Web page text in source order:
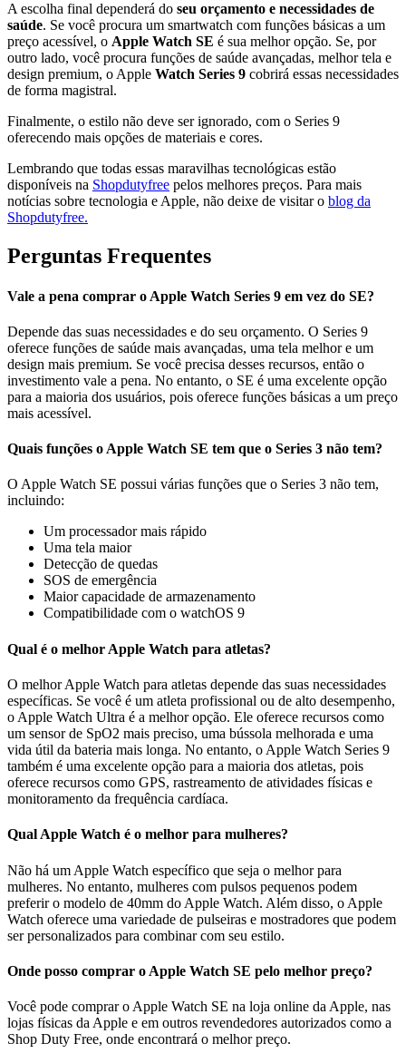
A escolha final dependerá do seu orçamento e necessidades de
saúde. Se você procura um smartwatch com funções básicas a um
preço acessível, o Apple Watch SE é sua melhor opção. Se, por
outro lado, você procura funções de saúde avançadas, melhor tela e
design premium, o Apple Watch Series 9 cobrirá essas necessidades
de forma magistral.
Finalmente, o estilo não deve ser ignorado, com o Series 9
oferecendo mais opções de materiais e cores.
Lembrando que todas essas maravilhas tecnológicas estão
disponíveis na Shopdutyfree pelos melhores preços. Para mais
notícias sobre tecnologia e Apple, não deixe de visitar o blog da
Shopdutyfree.
Perguntas Frequentes
Vale a pena comprar o Apple Watch Series 9 em vez do SE?
Depende das suas necessidades e do seu orçamento. O Series 9
oferece funções de saúde mais avançadas, uma tela melhor e um
design mais premium. Se você precisa desses recursos, então o
investimento vale a pena. No entanto, o SE é uma excelente opção
para a maioria dos usuários, pois oferece funções básicas a um preço
mais acessível.
Quais funções o Apple Watch SE tem que o Series 3 não tem?
O Apple Watch SE possui várias funções que o Series 3 não tem,
incluindo:
Um processador mais rápido
Uma tela maior
Detecção de quedas
SOS de emergência
Maior capacidade de armazenamento
Compatibilidade com o watchOS 9
Qual é o melhor Apple Watch para atletas?
O melhor Apple Watch para atletas depende das suas necessidades
específicas. Se você é um atleta profissional ou de alto desempenho,
o Apple Watch Ultra é a melhor opção. Ele oferece recursos como
um sensor de SpO2 mais preciso, uma bússola melhorada e uma
vida útil da bateria mais longa. No entanto, o Apple Watch Series 9
também é uma excelente opção para a maioria dos atletas, pois
oferece recursos como GPS, rastreamento de atividades físicas e
monitoramento da frequência cardíaca.
Qual Apple Watch é o melhor para mulheres?
Não há um Apple Watch específico que seja o melhor para
mulheres. No entanto, mulheres com pulsos pequenos podem
preferir o modelo de 40mm do Apple Watch. Além disso, o Apple
Watch oferece uma variedade de pulseiras e mostradores que podem
ser personalizados para combinar com seu estilo.
Onde posso comprar o Apple Watch SE pelo melhor preço?
Você pode comprar o Apple Watch SE na loja online da Apple, nas
lojas físicas da Apple e em outros revendedores autorizados como a
Shop Duty Free, onde encontrará o melhor preço.